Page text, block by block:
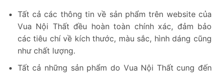
Tất cả các thông tin về sản phẩm trên website của
Vua Nội Thất đều hoàn toàn chính xác, đảm bảo
các tiêu chí về kích thước, màu sắc, hình dáng cũng
như chất lượng.
Tất cả những sản phẩm do Vua Nội Thất cung đến